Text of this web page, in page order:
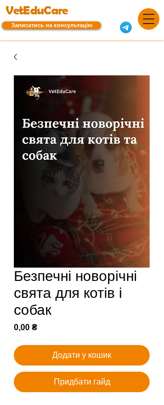
VetEduCare
Записатись на консультацію
Безпечні новорічні
свята для котів і
собак
0,00 ₴Ціна
Додати у кошик
Придбати гайд